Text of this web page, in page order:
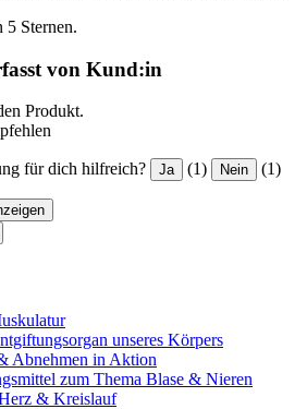
5 Sternen.
von Kund:in
Produkt.
für dich hilfreich? Ja (1) Nein (1)
unseres Körpers
Abnehmen in Aktion
zum Thema Blase & Nieren
& Kreislauf